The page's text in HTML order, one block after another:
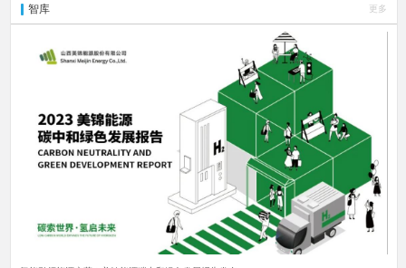
智库 更多